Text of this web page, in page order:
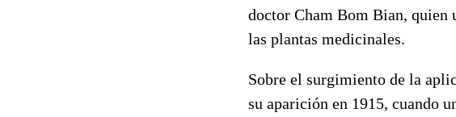
doctor Cham Bom Bian, quien
las plantas medicinales.
Sobre el surgimiento de la
su aparición en 1915, cuando